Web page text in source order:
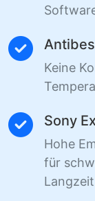
Keine
Sony
Hohe
für